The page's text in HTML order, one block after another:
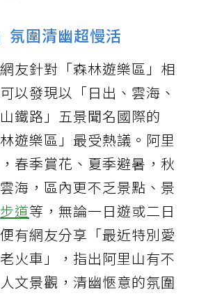
氛圍清幽超慢活
友針對「森林遊樂區」相
以發現以「日出、雲海、
鐵路」五景聞名國際的
遊樂區」最受熱議。阿里
春季賞花、夏季避暑，秋
海，區內更不乏景點、景
步道等，無論一日遊或二日
有網友分享「最近特別愛
火車」，指出阿里山有不
文景觀，清幽愜意的氛圍